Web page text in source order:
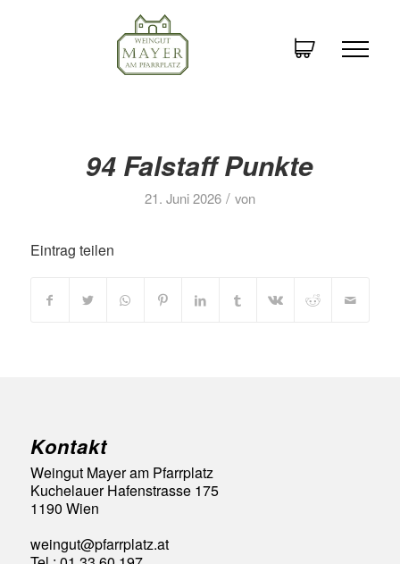
94 Falstaff Punkte
21. Juni 2026 / von
Eintrag teilen
Kontakt
Weingut Mayer am Pfarrplatz
Kuchelauer Hafenstrasse 175
1190 Wien
weingut@pfarrplatz.at